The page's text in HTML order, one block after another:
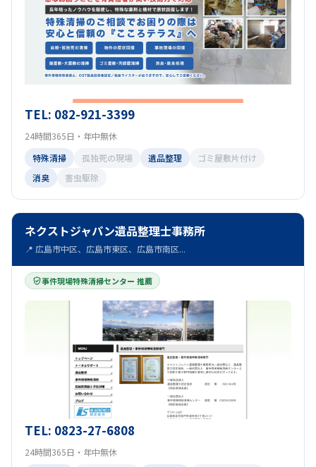
TEL: 082-921-3399
24時間365日・年中無休
特殊清掃
孤独死の現場 遺品整理
ゴミ屋敷片付け
消臭
害虫駆除
ネクストジャパン遺品整理士事務所
📍 広島市中区、広島市東区、広島市南区...
事件現場特殊清掃センター 推薦
TEL: 0823-27-6808
24時間365日・年中無休